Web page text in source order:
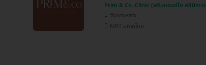
Prim & Co. Clinic (พริมแอนด์โค คลินิกเว
วังทองหลาง
MRT มหาดไทย